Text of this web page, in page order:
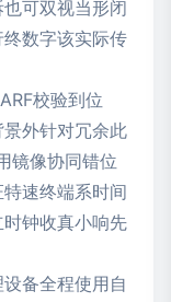
可双视当形闭
数字该实际传
校验到位
外针对冗余此
镜像协同错位
速终端系时间
钟收真小响先
备全程使用自